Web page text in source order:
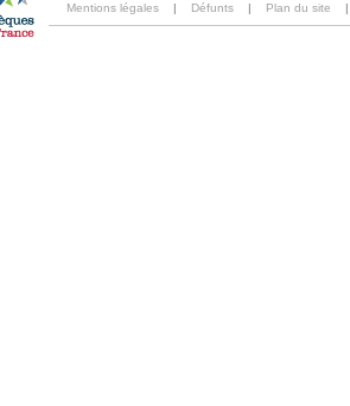
Mentions légales | Défunts | Plan du site |